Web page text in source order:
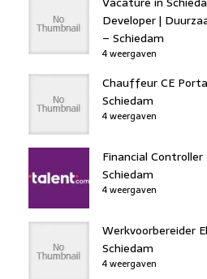
Developer |
– Schiedam
4 weergaven
Chauffeur CE
Schiedam
4 weergaven
Financial
Schiedam
4 weergaven
Werkvoorbereider
Schiedam
4 weergaven